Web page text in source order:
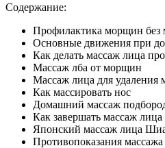
Содержание:
Профилактика морщин без
Основные движения при
Как делать массаж лица
Массаж лба от морщин
Массаж лица для удаления
Как массировать нос
Домашний массаж
Как завершать массаж
Японский массаж лица
Противопоказания